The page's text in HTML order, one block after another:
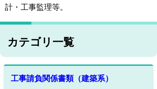
計・工事監理等。
カテゴリ一覧
工事請負関係書類（建築系）